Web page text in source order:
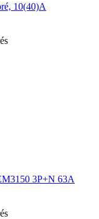
10(40)A
3P+N 63A